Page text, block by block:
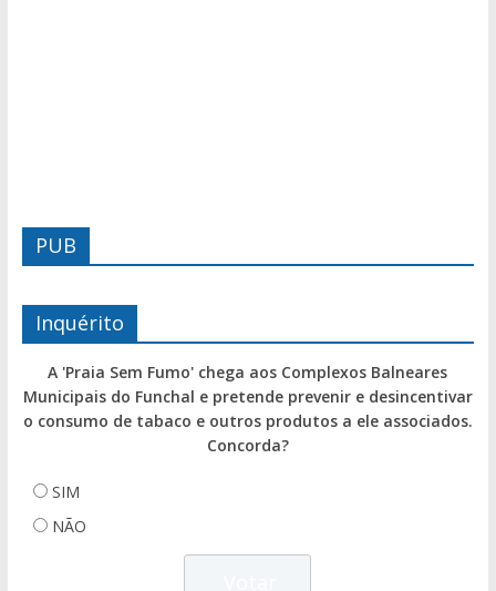
PUB
Inquérito
A 'Praia Sem Fumo' chega aos Complexos Balneares
Municipais do Funchal e pretende prevenir e desincentivar
o consumo de tabaco e outros produtos a ele associados.
Concorda?
SIM
NÃO